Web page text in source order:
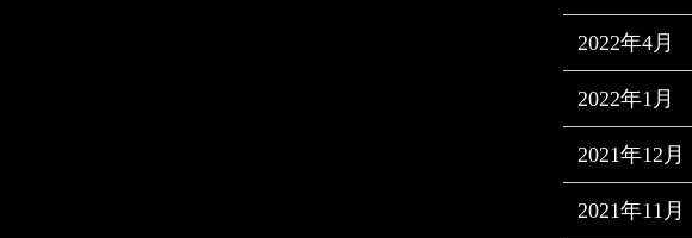
2022年4月
2022年1月
2021年12月
2021年11月